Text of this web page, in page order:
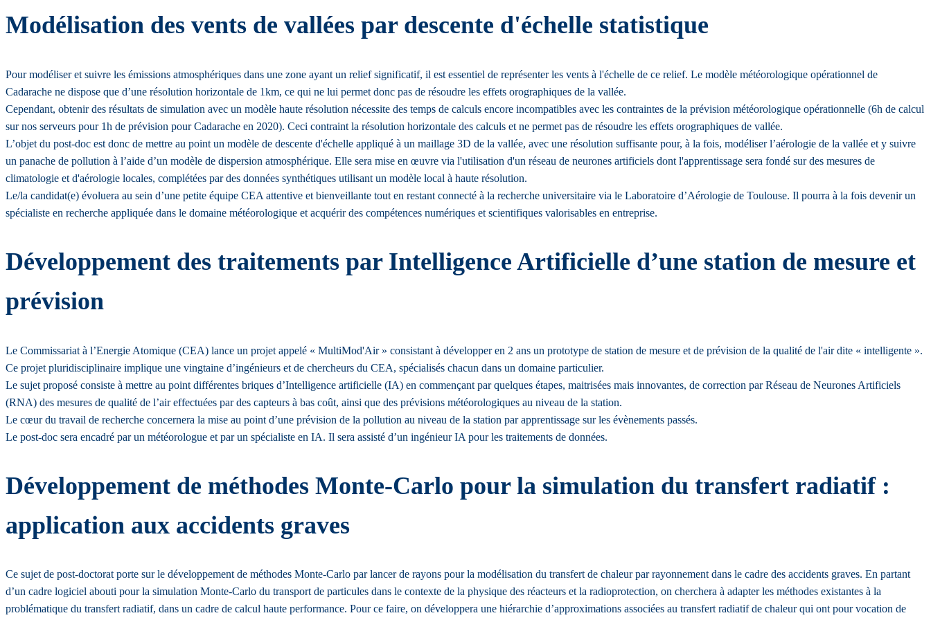
Modélisation des vents de vallées par descente d'échelle statistique
Pour modéliser et suivre les émissions atmosphériques dans une zone ayant un relief significatif, il est essentiel de représenter les vents à l'échelle de ce relief. Le modèle météorologique opérationnel de
Cadarache ne dispose que d’une résolution horizontale de 1km, ce qui ne lui permet donc pas de résoudre les effets orographiques de la vallée.
Cependant, obtenir des résultats de simulation avec un modèle haute résolution nécessite des temps de calculs encore incompatibles avec les contraintes de la prévision météorologique opérationnelle (6h de calcul
sur nos serveurs pour 1h de prévision pour Cadarache en 2020). Ceci contraint la résolution horizontale des calculs et ne permet pas de résoudre les effets orographiques de vallée.
L’objet du post-doc est donc de mettre au point un modèle de descente d'échelle appliqué à un maillage 3D de la vallée, avec une résolution suffisante pour, à la fois, modéliser l’aérologie de la vallée et y suivre
un panache de pollution à l’aide d’un modèle de dispersion atmosphérique. Elle sera mise en œuvre via l'utilisation d'un réseau de neurones artificiels dont l'apprentissage sera fondé sur des mesures de
climatologie et d'aérologie locales, complétées par des données synthétiques utilisant un modèle local à haute résolution.
Le/la candidat(e) évoluera au sein d’une petite équipe CEA attentive et bienveillante tout en restant connecté à la recherche universitaire via le Laboratoire d’Aérologie de Toulouse. Il pourra à la fois devenir un
spécialiste en recherche appliquée dans le domaine météorologique et acquérir des compétences numériques et scientifiques valorisables en entreprise.
Développement des traitements par Intelligence Artificielle d’une station de mesure et
prévision
Le Commissariat à l’Energie Atomique (CEA) lance un projet appelé « MultiMod'Air » consistant à développer en 2 ans un prototype de station de mesure et de prévision de la qualité de l'air dite « intelligente ».
Ce projet pluridisciplinaire implique une vingtaine d’ingénieurs et de chercheurs du CEA, spécialisés chacun dans un domaine particulier.
Le sujet proposé consiste à mettre au point différentes briques d’Intelligence artificielle (IA) en commençant par quelques étapes, maitrisées mais innovantes, de correction par Réseau de Neurones Artificiels
(RNA) des mesures de qualité de l’air effectuées par des capteurs à bas coût, ainsi que des prévisions météorologiques au niveau de la station.
Le cœur du travail de recherche concernera la mise au point d’une prévision de la pollution au niveau de la station par apprentissage sur les évènements passés.
Le post-doc sera encadré par un météorologue et par un spécialiste en IA. Il sera assisté d’un ingénieur IA pour les traitements de données.
Développement de méthodes Monte-Carlo pour la simulation du transfert radiatif :
application aux accidents graves
Ce sujet de post-doctorat porte sur le développement de méthodes Monte-Carlo par lancer de rayons pour la modélisation du transfert de chaleur par rayonnement dans le cadre des accidents graves. En partant
d’un cadre logiciel abouti pour la simulation Monte-Carlo du transport de particules dans le contexte de la physique des réacteurs et la radioprotection, on cherchera à adapter les méthodes existantes à la
problématique du transfert radiatif, dans un cadre de calcul haute performance. Pour ce faire, on développera une hiérarchie d’approximations associées au transfert radiatif de chaleur qui ont pour vocation de